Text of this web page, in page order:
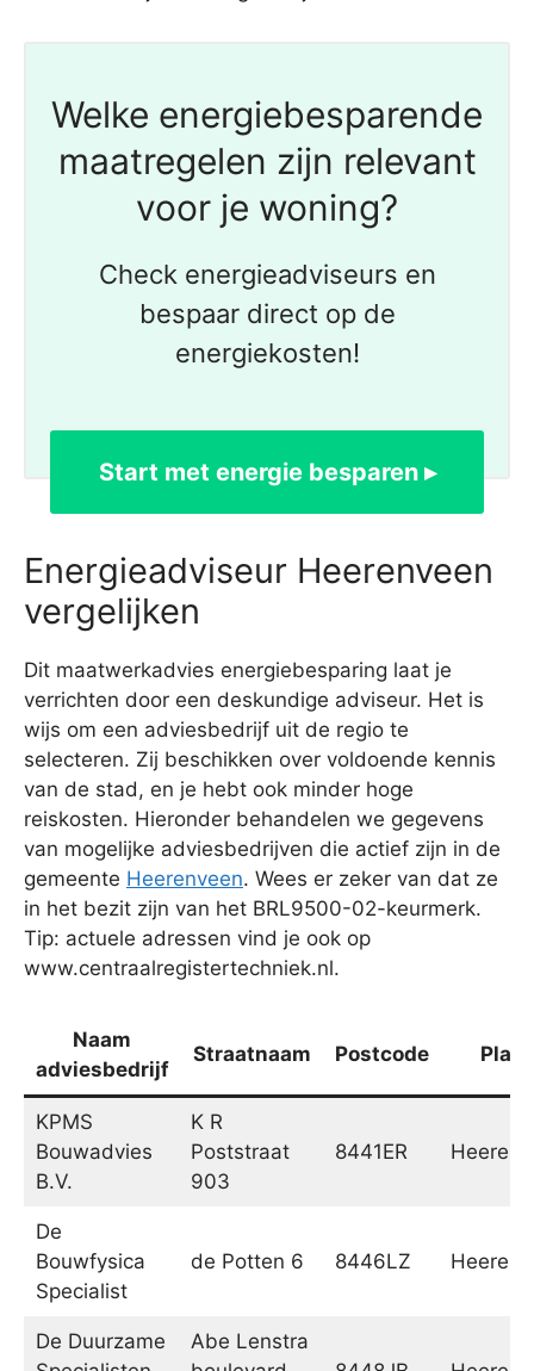
Welke energiebesparende
maatregelen zijn relevant
voor je woning?
Check energieadviseurs en
bespaar direct op de
energiekosten!
Start met energie besparen ▸
Energieadviseur Heerenveen
vergelijken
Dit maatwerkadvies energiebesparing laat je
verrichten door een deskundige adviseur. Het is
wijs om een adviesbedrijf uit de regio te
selecteren. Zij beschikken over voldoende kennis
van de stad, en je hebt ook minder hoge
reiskosten. Hieronder behandelen we gegevens
van mogelijke adviesbedrijven die actief zijn in de
gemeente Heerenveen. Wees er zeker van dat ze
in het bezit zijn van het BRL9500-02-keurmerk.
Tip: actuele adressen vind je ook op
www.centraalregistertechniek.nl.
Naam
adviesbedrijf
Straatnaam Postcode
KPMS
Bouwadvies
B.V.
K R
Poststraat
903
8441ER
De
Bouwfysica
Specialist
de Potten 6 8446LZ
De Duurzame
Abe Lenstra